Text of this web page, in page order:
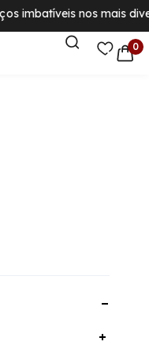
imbatíveis nos mais
0